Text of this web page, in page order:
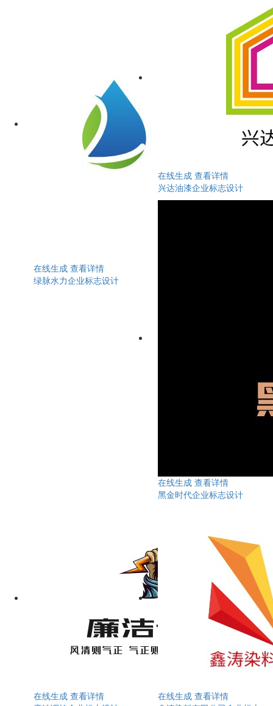
在线生成 查看详情
绿脉水力企业标志设计
在线生成 查看详情
兴达油漆企业标志设计
在线生成 查看详情
黑金时代企业标志设计
在线生成 查看详情
在线生成 查看详情